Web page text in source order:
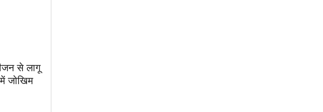
से लागू
जोखिम